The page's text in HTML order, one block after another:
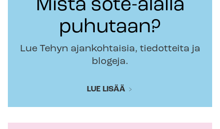
Mistä sote-alalla
puhutaan?
Lue Tehyn ajankohtaisia, tiedotteita ja
blogeja.
LUE LISÄÄ